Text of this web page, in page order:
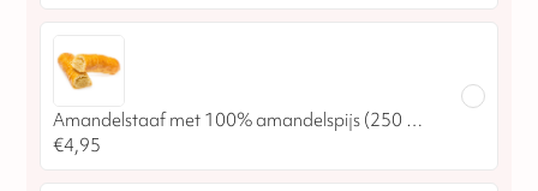
Amandelstaaf met 100% amandelspijs (250 gram)
€4,95